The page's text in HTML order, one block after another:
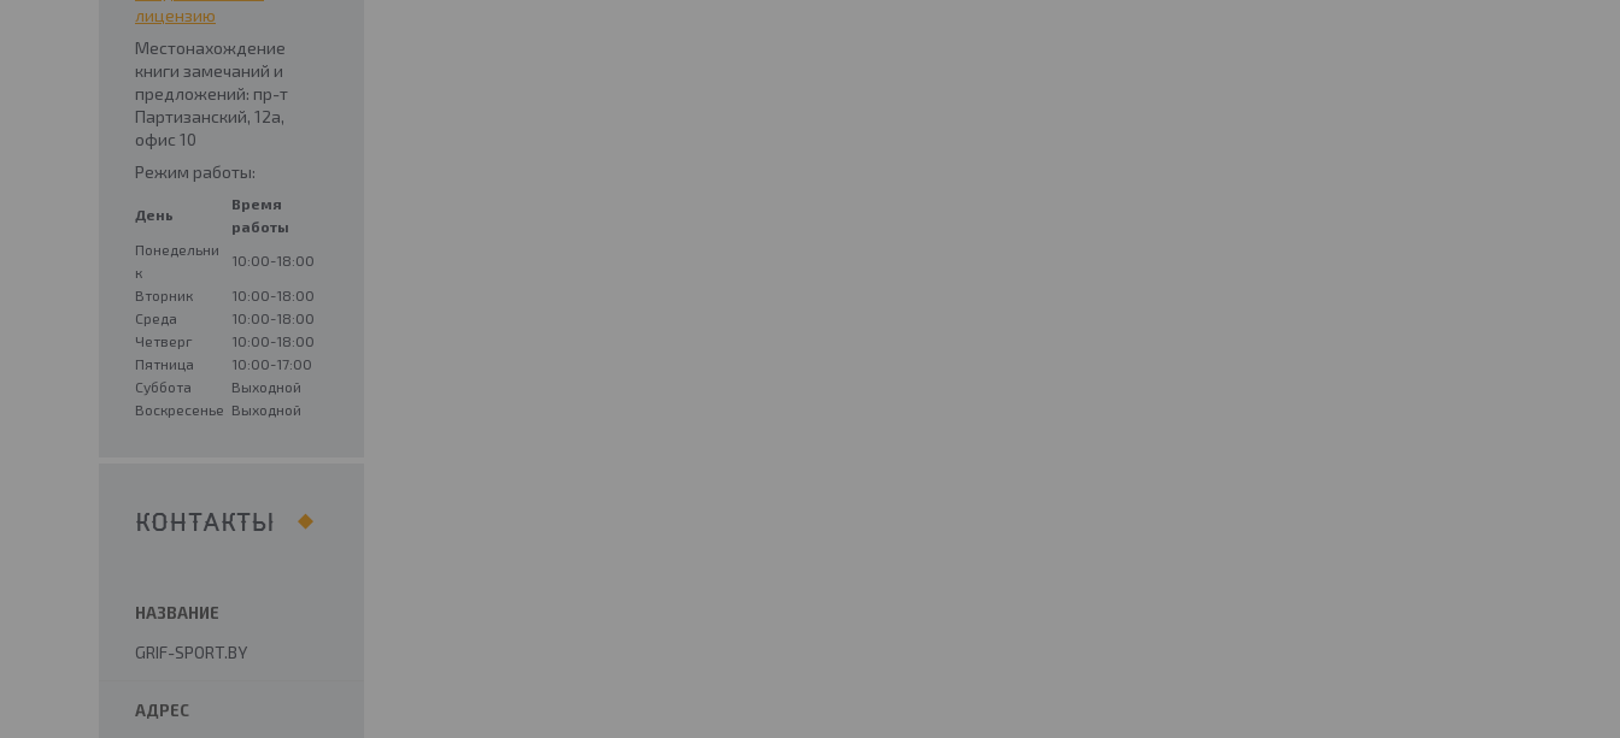
лицензию
Местонахождение
книги замечаний и
предложений: пр-т
Партизанский, 12а,
офис 10
Режим работы:
День
Время
работы
Понедельни
к
10:00-18:00
Вторник
10:00-18:00
Среда
10:00-18:00
Четверг
10:00-18:00
Пятница
10:00-17:00
Суббота
Выходной
Воскресенье Выходной
КОНТАКТЫ
GRIF-SPORT.BY